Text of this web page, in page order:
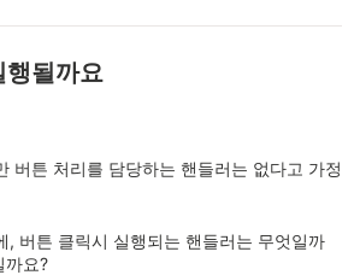
행될까요
버튼 처리를 담당하는 핸들러는 없다고 가정
, 버튼 클릭시 실행되는 핸들러는 무엇일까
까요?